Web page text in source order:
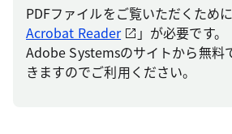
PDFファイルをご覧いただくため
Acrobat Reader
」が必要です。
Adobe Systemsのサイトから無料
きますのでご利用ください。